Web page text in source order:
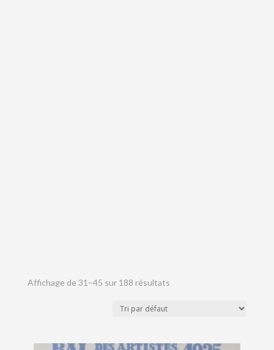
Affichage de 31–45 sur 188 résultats